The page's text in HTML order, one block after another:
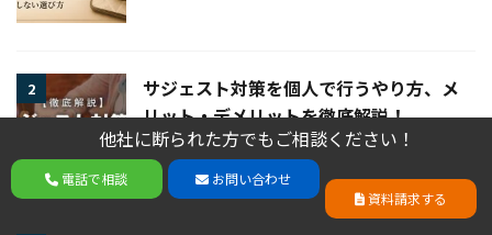
他社に断られた方でもご相談ください！
電話で相談 お問い合わせ 資料請求する
2
サジェスト対策を個人で行うやり方、メ
リット・デメリットを徹底解説！
他社に断られた方でもご相談ください！
電話で相談
お問い合わせ
資料請求する